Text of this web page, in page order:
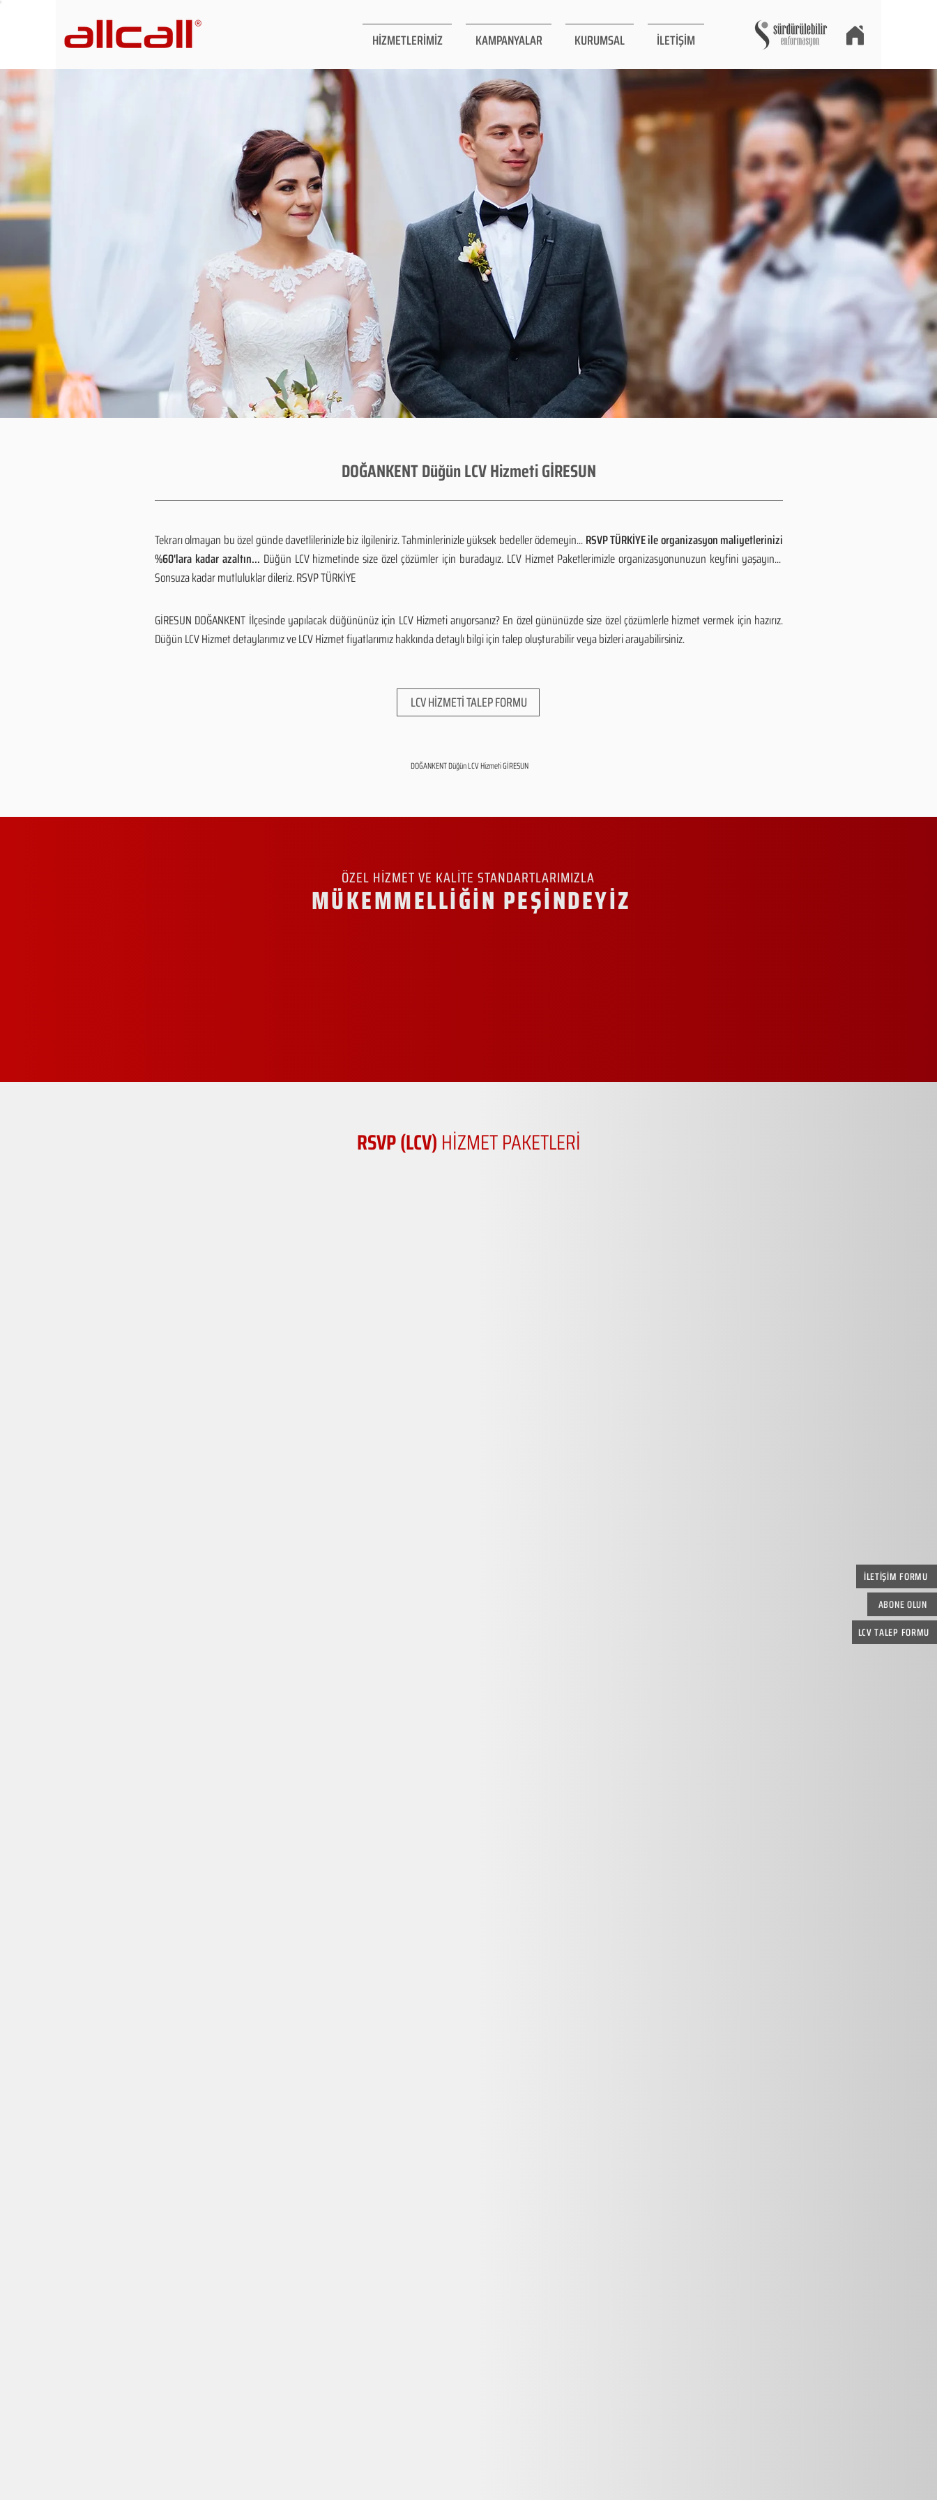
HİZMETLERİMİZ KAMPANYALAR KURUMSAL İLETİŞİM
İLETİŞİM FORMU
ABONE OLUN
LCV TALEP FORMU
DOĞANKENT Düğün LCV Hizmeti GİRESUN
Tekrarı olmayan bu özel günde davetlilerinizle biz ilgileniriz. Tahminlerinizle yüksek bedeller ödemeyin...RSVP TÜRKİYE ile organizasyon maliyetlerinizi
%60'lara kadar azaltın... Düğün LCV hizmetinde size özel çözümler için buradayız. LCV Hizmet Paketlerimizle organizasyonunuzun keyfini yaşayın...
Sonsuza kadar mutluluklar dileriz. RSVP TÜRKİYE
GİRESUN DOĞANKENT İlçesinde yapılacak düğününüz için LCV Hizmeti arıyorsanız? En özel gününüzde size özel çözümlerle hizmet vermek için hazırız.
Düğün LCV Hizmet detaylarımız ve LCV Hizmet fiyatlarımız hakkında detaylı bilgi için talep oluşturabilir veya bizleri arayabilirsiniz.
LCV HİZMETİ TALEP FORMU
DOĞANKENT Düğün LCV Hizmeti GİRESUN
ÖZEL HİZMET VE KALİTE STANDARTLARIMIZLA
MÜKEMMELLİĞİN PEŞİNDEYİZ
RSVP (LCV)HİZMET PAKETLERİ